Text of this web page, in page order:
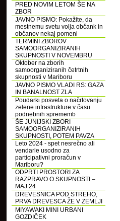
PRED NOVIM LETOM ŠE NA
ZBOR
JAVNO PISMO: Pokažite, da
mestnemu svetu volja občank in
občanov nekaj pomeni
TERMINI ZBOROV
SAMOORGANIZIRANIH
SKUPNOSTI V NOVEMBRU
Oktober na zborih
samoorganiziranih četrtnih
skupnosti v Mariboru
JAVNO PISMO VLADI RS: GAZA
IN BANALNOST ZLA
Poudarki posveta o načrtovanju
zelene infrastrukture v času
podnebnih sprememb
ŠE JUNIJSKI ZBORI
SAMOORGANIZIRANIH
SKUPNOSTI, POTEM PAVZA
Leto 2024 - spet nesrečno ali
vendarle usodno za
participativni proračun v
Mariboru?
ODPRTI PROSTORI ZA
RAZPRAVO O SKUPNOSTI –
MAJ 24
DREVESNICA POD STREHO,
PRVA DREVESCA ŽE V ZEMLJI
MIYAWAKI MINI URBANI
GOZDIČEK